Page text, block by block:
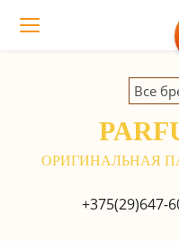
+375(29)647-
Все
ОРИГИНАЛЬНАЯ